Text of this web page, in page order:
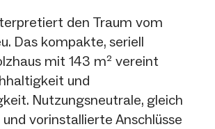
den Traum vom
Das kompakte, seriell
mit 143 m² vereint
und
Nutzungsneutrale, gleich
vorinstallierte Anschlüsse